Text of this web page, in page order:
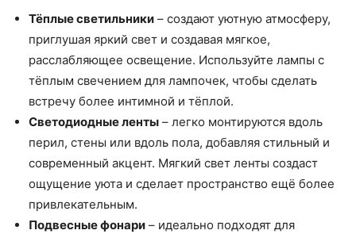
Тёплые светильники – создают уютную атмосферу,
приглушая яркий свет и создавая мягкое,
расслабляющее освещение. Используйте лампы с
тёплым свечением для лампочек, чтобы сделать
встречу более интимной и тёплой.
Светодиодные ленты – легко монтируются вдоль
перил, стены или вдоль пола, добавляя стильный и
современный акцент. Мягкий свет ленты создаст
ощущение уюта и сделает пространство ещё более
привлекательным.
Подвесные фонари – идеально подходят для